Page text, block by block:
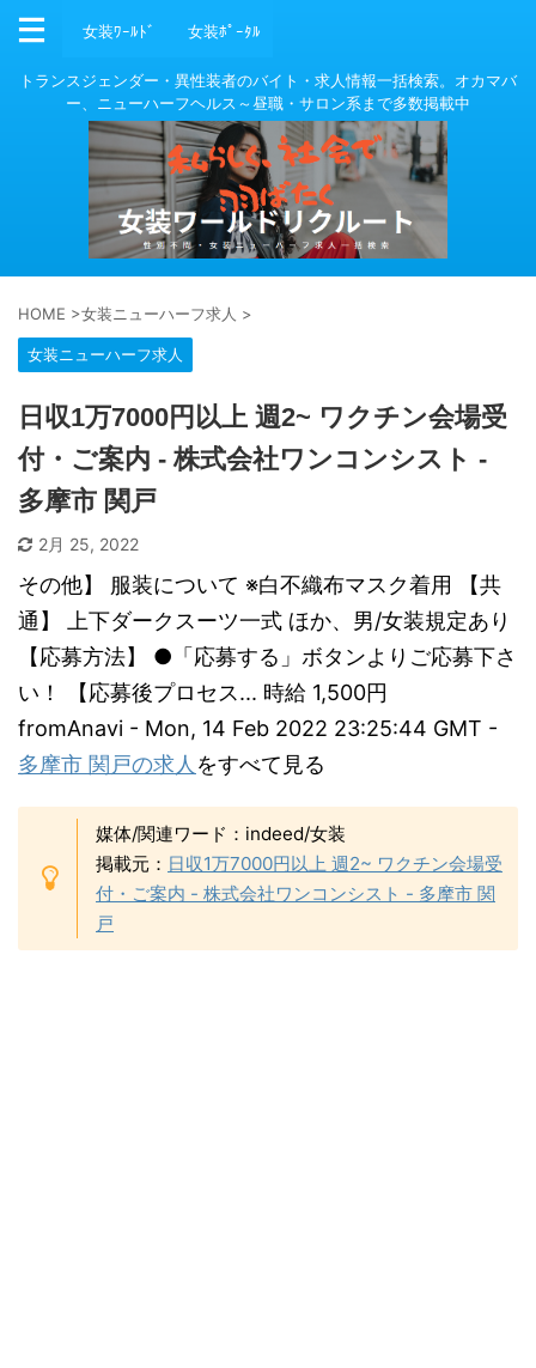
女装ﾜｰﾙﾄﾞ 女装ﾎﾟｰﾀﾙ
トランスジェンダー・異性装者のバイト・求人情報一括検索。オカマバ
ー、ニューハーフヘルス～昼職・サロン系まで多数掲載中
HOME >女装ニューハーフ求人 >
女装ニューハーフ求人
日収1万7000円以上 週2~ ワクチン会場受
付・ご案内 - 株式会社ワンコンシスト -
多摩市 関戸
2月 25, 2022
その他】 服装について ※白不織布マスク着用 【共
通】 上下ダークスーツ一式 ほか、男/女装規定あり
【応募方法】 ●「応募する」ボタンよりご応募下さ
い！ 【応募後プロセス... 時給 1,500円
fromAnavi - Mon, 14 Feb 2022 23:25:44 GMT -
多摩市 関戸の求人 をすべて見る
媒体/関連ワード：indeed/女装
掲載元： 日収1万7000円以上 週2~ ワクチン会場受
付・ご案内 - 株式会社ワンコンシスト - 多摩市 関
戸